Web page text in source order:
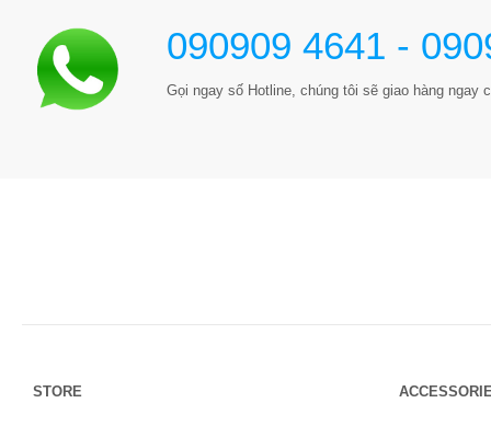
090909 4641 -
Gọi ngay số Hotline, chúng tôi sẽ giao hàng ngay
STORE